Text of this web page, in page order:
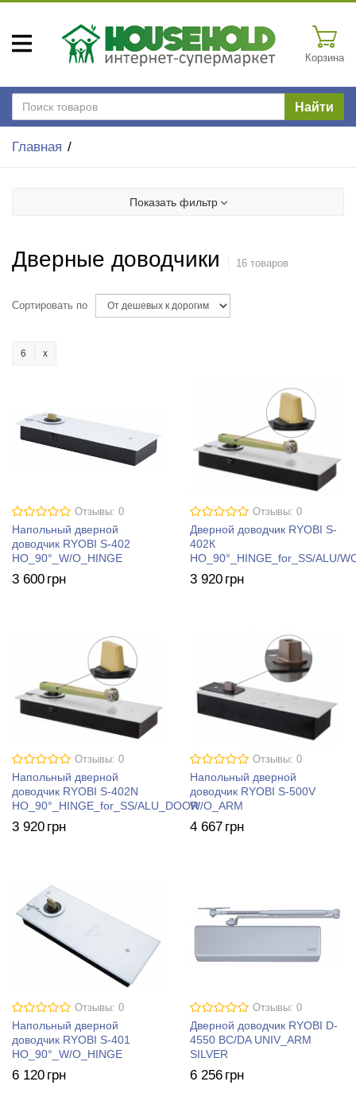
Корзина
Найти
Главная
Показать фильтр
Дверные доводчики 16 товаров
Сортировать по
6
Отзывы: 0
Напольный дверной
доводчик RYOBI S-402
HO_90°_W/O_HINGE
3 600 грн
Отзывы: 0
Дверной доводчик RYOBI S-
402К
HO_90°_HINGE_for_SS/ALU/
3 920 грн
Отзывы: 0
Напольный дверной
доводчик RYOBI S-402N
HO_90°_HINGE_for_SS/ALU_DOOR
3 920 грн
Отзывы: 0
Напольный дверной
доводчик RYOBI S-500V
W/O_ARM
4 667 грн
Отзывы: 0
Напольный дверной
доводчик RYOBI S-401
HO_90°_W/O_HINGE
6 120 грн
Отзывы: 0
Дверной доводчик RYOBI D-
4550 BC/DA UNIV_ARM
SILVER
6 256 грн